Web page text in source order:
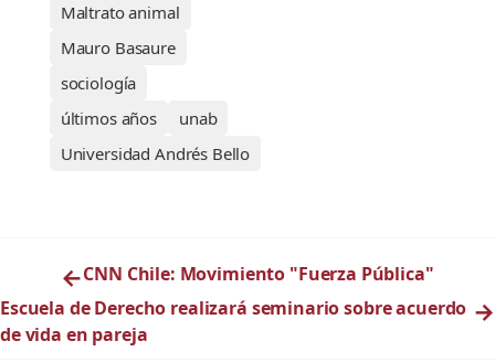
Maltrato animal
Mauro Basaure
sociología
últimos años
unab
Universidad Andrés Bello
←CNN Chile: Movimiento "Fuerza Pública"
Escuela de Derecho realizará seminario sobre acuerdo
de vida en pareja
→